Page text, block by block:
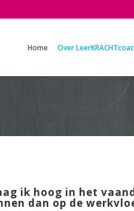
Home Over
ik hoog in het
dan op de